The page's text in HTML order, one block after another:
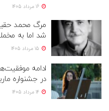
مرگ محمد
شد اما به
ادامه
در جشنواره